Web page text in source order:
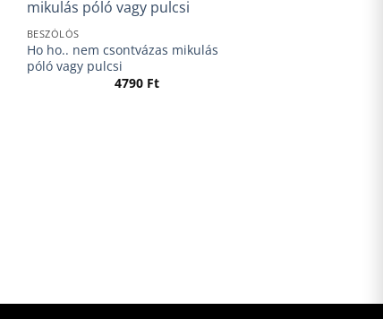
BESZÓLÓS
Ho ho.. nem csontvázas mikulás
póló vagy pulcsi
4790 Ft